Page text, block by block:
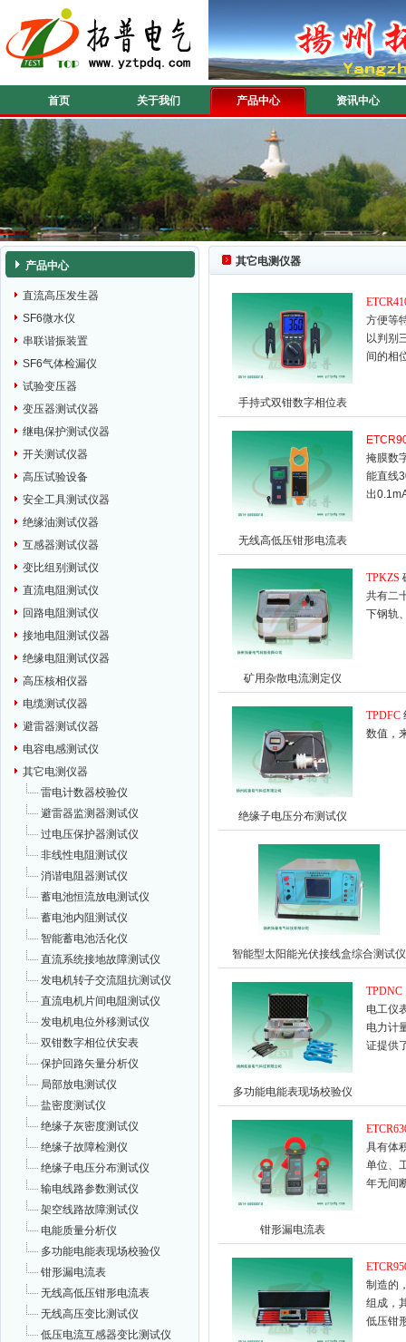
首页 关于我们 产品中心 资讯中心
产品中心
直流高压发生器
SF6微水仪
串联谐振装置
SF6气体检漏仪
试验变压器
变压器测试仪器
继电保护测试仪器
开关测试仪器
高压试验设备
安全工具测试仪器
绝缘油测试仪器
互感器测试仪器
变比组别测试仪
直流电阻测试仪
回路电阻测试仪
接地电阻测试仪器
绝缘电阻测试仪器
高压核相仪器
电缆测试仪器
避雷器测试仪器
电容电感测试仪
其它电测仪器
雷电计数器校验仪
避雷器监测器测试仪
过电压保护器测试仪
非线性电阻测试仪
消谐电阻器测试仪
蓄电池恒流放电测试仪
蓄电池内阻测试仪
智能蓄电池活化仪
直流系统接地故障测试仪
发电机转子交流阻抗测试仪
直流电机片间电阻测试仪
发电机电位外移测试仪
双钳数字相位伏安表
保护回路矢量分析仪
局部放电测试仪
盐密度测试仪
绝缘子灰密度测试仪
绝缘子故障检测仪
绝缘子电压分布测试仪
输电线路参数测试仪
架空线路故障测试仪
电能质量分析仪
多功能电能表现场校验仪
钳形漏电流表
无线高低压钳形电流表
无线高压变比测试仪
低压电流互感器变比测试仪
其它电测仪器
手持式双钳数字相位表
方便等
以判别
间的相
无线高低压钳形电流表
掩膜数
能直线
出
矿用杂散电流测定仪
TPKZS
共有二
下钢轨
绝缘子电压分布测试仪
TPDFC
数值，
智能型太阳能光伏接线盒综合测试仪
多功能电能表现场校验仪
TPDNC
电工仪
电力计
证提供
钳形漏电流表
具有体
单位、
年无间
制造的
组成，
低压钳